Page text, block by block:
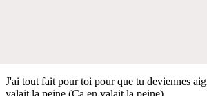
J'ai tout fait pour toi pour que tu deviennes
valait la peine (Ça en valait la peine)